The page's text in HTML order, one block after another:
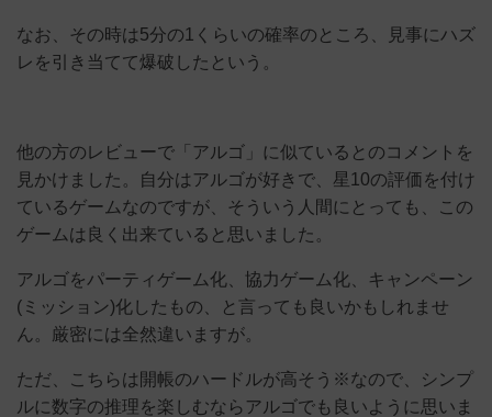
なお、その時は5分の1くらいの確率のところ、見事にハズ
レを引き当てて爆破したという。
他の方のレビューで「アルゴ」に似ているとのコメントを
見かけました。自分はアルゴが好きで、星10の評価を付け
ているゲームなのですが、そういう人間にとっても、この
ゲームは良く出来ていると思いました。
アルゴをパーティゲーム化、協力ゲーム化、キャンペーン
(ミッション)化したもの、と言っても良いかもしれませ
ん。厳密には全然違いますが。
ただ、こちらは開帳のハードルが高そう※なので、シンプ
ルに数字の推理を楽しむならアルゴでも良いように思いま